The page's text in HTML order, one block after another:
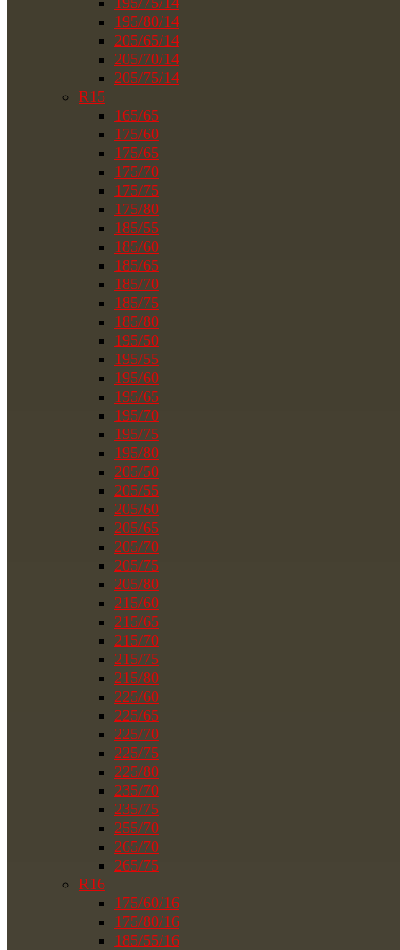
195/80/14
205/65/14
205/70/14
205/75/14
R15
165/65
175/60
175/65
175/70
175/75
175/80
185/55
185/60
185/65
185/70
185/75
185/80
195/50
195/55
195/60
195/65
195/70
195/75
195/80
205/50
205/55
205/60
205/65
205/70
205/75
205/80
215/60
215/65
215/70
215/75
215/80
225/60
225/65
225/70
225/75
225/80
235/70
235/75
255/70
265/70
265/75
R16
175/60/16
175/80/16
185/55/16